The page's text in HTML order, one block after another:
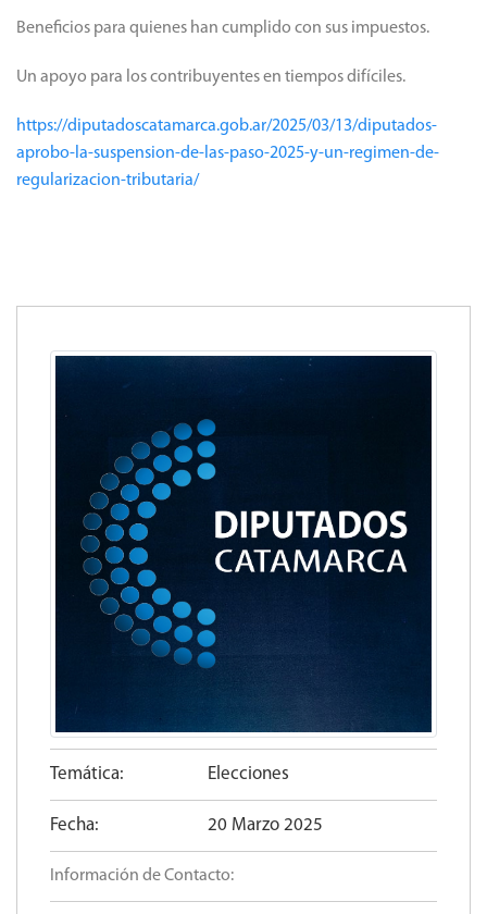
Beneficios para quienes han cumplido con sus impuestos.
Un apoyo para los contribuyentes en tiempos difíciles.
https://diputadoscatamarca.gob.ar/2025/03/13/diputados-
aprobo-la-suspension-de-las-paso-2025-y-un-regimen-de-
regularizacion-tributaria/
Temática: Elecciones
Fecha: 20 Marzo 2025
Información de Contacto: